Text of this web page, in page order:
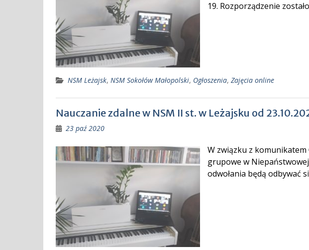
19. Rozporządzenie
NSM Leżajsk, NSM Sokołów Małopolski, Ogłoszenia, Zajęcia online
Nauczanie zdalne w NSM II st. w Leżajsku od
23 paź 2020
W związku z
grupowe w
odwołania będą odbywać